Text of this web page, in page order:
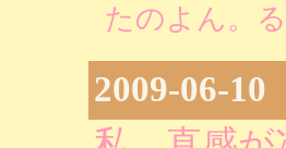
たのよん。
2009-06-